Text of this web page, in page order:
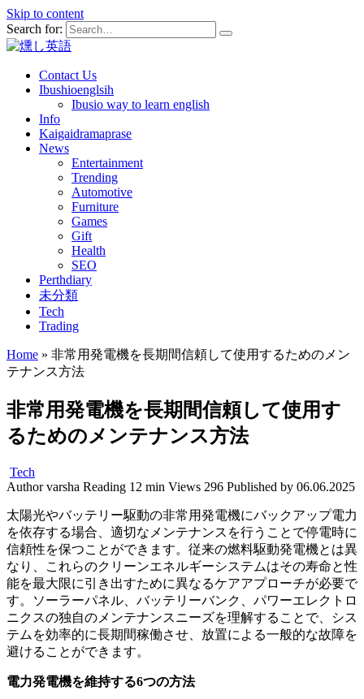
Skip to content
Search for:
Contact Us
Ibushioenglsih
Ibusio way to learn english
Info
Kaigaidramaprase
News
Entertainment
Trending
Automotive
Furniture
Games
Gift
Health
SEO
Perthdiary
未分類
Tech
Trading
Home » 非常用発電機を長期間信頼して使用するためのメン
テナンス方法
非常用発電機を長期間信頼して使用す
るためのメンテナンス方法
Tech
Author varsha Reading 12 min Views 296 Published by 06.06.2025
太陽光やバッテリー駆動の非常用発電機にバックアップ電力
を依存する場合、適切なメンテナンスを行うことで停電時に
信頼性を保つことができます。従来の燃料駆動発電機とは異
なり、これらのクリーンエネルギーシステムはその寿命と性
能を最大限に引き出すために異なるケアアプローチが必要で
す。ソーラーパネル、バッテリーバンク、パワーエレクトロ
ニクスの独自のメンテナンスニーズを理解することで、シス
テムを効率的に長期間稼働させ、放置による一般的な故障を
避けることができます。
電力発電機を維持する6つの方法